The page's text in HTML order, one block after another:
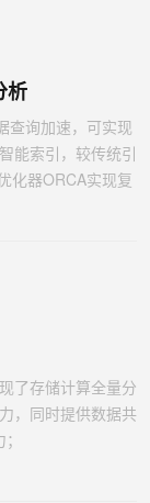
析
查询加速，可实现
能索引，较传统引
化器ORCA实现复
了存储计算全量分
，同时提供数据共